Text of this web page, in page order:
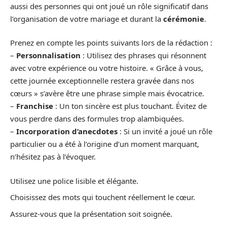
aussi des personnes qui ont joué un rôle significatif dans
l’organisation de votre mariage et durant la cérémonie.
Prenez en compte les points suivants lors de la rédaction :
– Personnalisation : Utilisez des phrases qui résonnent
avec votre expérience ou votre histoire. « Grâce à vous,
cette journée exceptionnelle restera gravée dans nos
cœurs » s’avère être une phrase simple mais évocatrice.
– Franchise : Un ton sincère est plus touchant. Évitez de
vous perdre dans des formules trop alambiquées.
– Incorporation d’anecdotes : Si un invité a joué un rôle
particulier ou a été à l’origine d’un moment marquant,
n’hésitez pas à l’évoquer.
Utilisez une police lisible et élégante.
Choisissez des mots qui touchent réellement le cœur.
Assurez-vous que la présentation soit soignée.